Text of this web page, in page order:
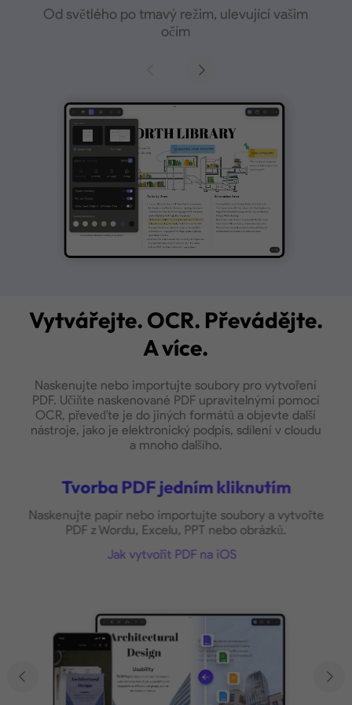
Od světlého po tmavý režim, ulevující vašim
očím
Pro důkladné prozkoumání PDF s touto
nejlepší aplikací pro PDF na iPad/iPhone
Ozdobte a navrhněte své dokumenty
Vytvářejte. OCR. Převádějte.
A více.
Naskenujte nebo importujte soubory pro vytvoření
PDF. Učiňte naskenované PDF upravitelnými pomocí
OCR, převeďte je do jiných formátů a objevte další
nástroje, jako je elektronický podpis, sdílení v cloudu
a mnoho dalšího.
Tvorba PDF jedním kliknutím
Naskenujte papír nebo importujte soubory a vytvořte
PDF z Wordu, Excelu, PPT nebo obrázků.
Jak vytvořit PDF na iOS